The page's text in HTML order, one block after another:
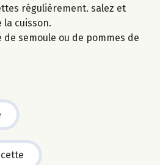
régulièrement. salez et
la cuisson.
de semoule ou de pommes de